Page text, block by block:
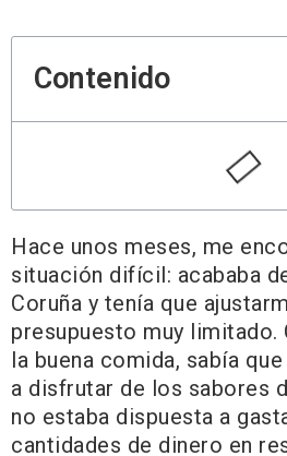
Contenido
Hace unos meses, me
situación difícil: acababa
Coruña y tenía que
presupuesto muy limitado.
la buena comida, sabía
a disfrutar de los sabores
no estaba dispuesta a
cantidades de dinero en